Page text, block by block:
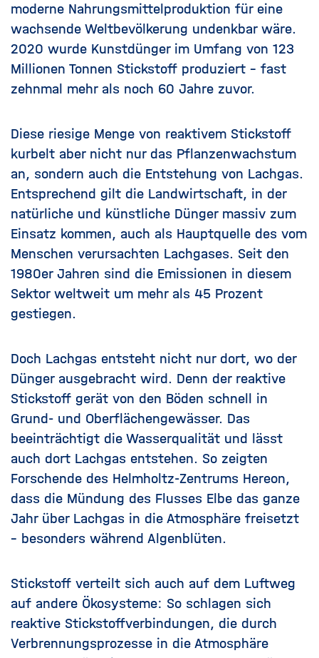
moderne Nahrungsmittelproduktion für eine
wachsende Weltbevölkerung undenkbar wäre.
2020 wurde Kunstdünger im Umfang von 123
Millionen Tonnen Stickstoff produziert – fast
zehnmal mehr als noch 60 Jahre zuvor.
Diese riesige Menge von reaktivem Stickstoff
kurbelt aber nicht nur das Pflanzenwachstum
an, sondern auch die Entstehung von Lachgas.
Entsprechend gilt die Landwirtschaft, in der
natürliche und künstliche Dünger massiv zum
Einsatz kommen, auch als Hauptquelle des vom
Menschen verursachten Lachgases. Seit den
1980er Jahren sind die Emissionen in diesem
Sektor weltweit um mehr als 45 Prozent
gestiegen.
Doch Lachgas entsteht nicht nur dort, wo der
Dünger ausgebracht wird. Denn der reaktive
Stickstoff gerät von den Böden schnell in
Grund- und Oberflächengewässer. Das
beeinträchtigt die Wasserqualität und lässt
auch dort Lachgas entstehen. So zeigten
Forschende des Helmholtz-Zentrums Hereon,
dass die Mündung des Flusses Elbe das ganze
Jahr über Lachgas in die Atmosphäre freisetzt
– besonders während Algenblüten.
Stickstoff verteilt sich auch auf dem Luftweg
auf andere Ökosysteme: So schlagen sich
reaktive Stickstoffverbindungen, die durch
Verbrennungsprozesse in die Atmosphäre